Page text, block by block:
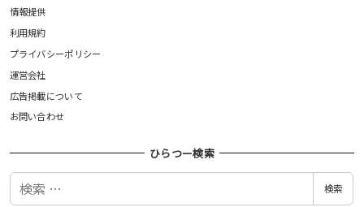
情報提供
利用規約
プライバシーポリシー
運営会社
広告掲載について
お問い合わせ
ひらつー検索
検
検索